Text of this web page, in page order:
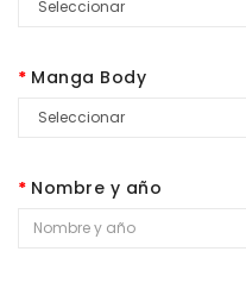
Manga Body
Nombre y año